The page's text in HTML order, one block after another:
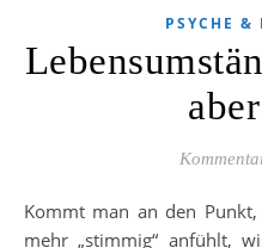
PSYCHE &
Kommt man an den Punkt, an dem sich das Leben nicht
mehr „stimmig“ anfühlt,